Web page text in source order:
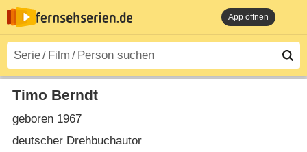
App öffnen
Timo Berndt
geboren 1967
deutscher Drehbuchautor